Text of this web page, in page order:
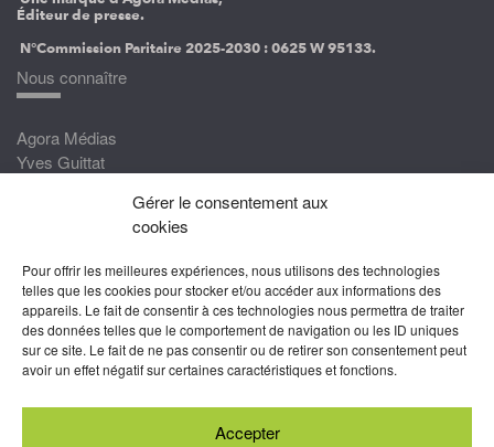
Gérer le consentement aux
cookies
Pour offrir les meilleures expériences, nous utilisons des technologies
telles que les cookies pour stocker et/ou accéder aux informations des
appareils. Le fait de consentir à ces technologies nous permettra de traiter
des données telles que le comportement de navigation ou les ID uniques
sur ce site. Le fait de ne pas consentir ou de retirer son consentement peut
avoir un effet négatif sur certaines caractéristiques et fonctions.
Accepter
Éditeur de presse.
N°Commission Paritaire 2025-2030 :0625 W 95133.
Nous connaître
Agora Médias
Yves Guittat
Devenez correspondant
Rejoignez nos experts
Devenez Partenaire
Nous suivre